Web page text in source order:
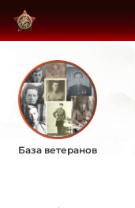
База ветеранов